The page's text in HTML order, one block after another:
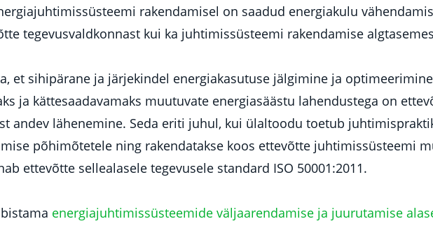
rakendamisel on saadud energiakulu
tegevusvaldkonnast kui ka juhtimissüsteemi rakendamise
et sihipärane ja järjekindel energiakasutuse jälgimine ja
ja kättesaadavamaks muutuvate energiasäästu lahendustega on
andev lähenemine. Seda eriti juhul, kui ülaltoodu toetub
põhimõtetele ning rakendatakse koos ettevõtte juhtimissüsteemi
ettevõtte sellealasele tegevusele standard ISO 50001:2011.
energiajuhtimissüsteemide väljaarendamise ja juurutamise